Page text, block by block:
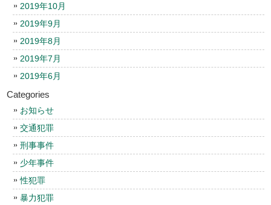
2019年10月
2019年9月
2019年8月
2019年7月
2019年6月
Categories
お知らせ
交通犯罪
刑事事件
少年事件
性犯罪
暴力犯罪